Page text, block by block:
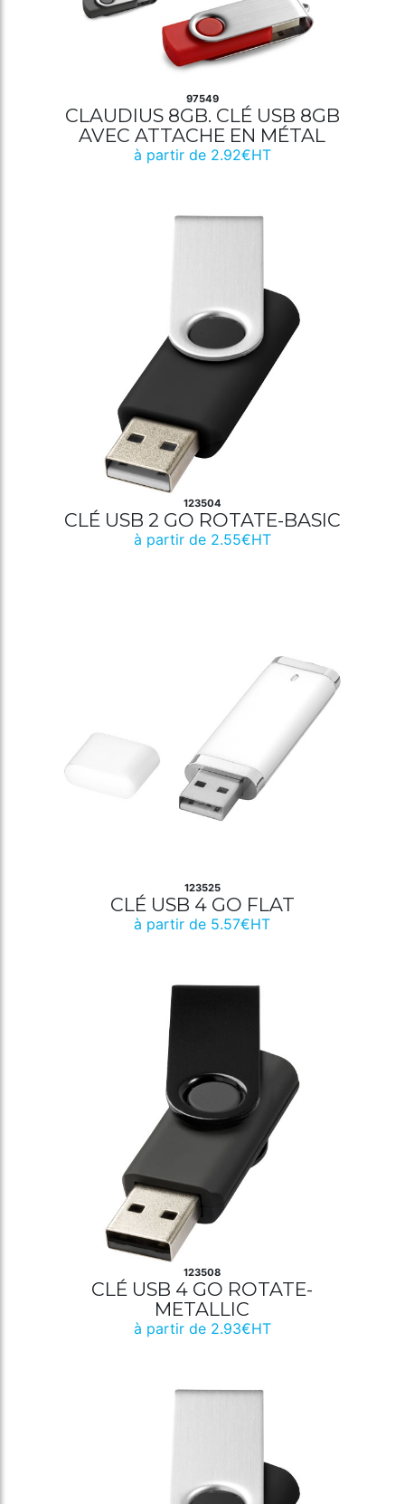
97549
CLAUDIUS 8GB. CLÉ USB 8GB
AVEC ATTACHE EN MÉTAL
à partir de 2.92€HT
123504
CLÉ USB 2 GO ROTATE-BASIC
à partir de 2.55€HT
123525
CLÉ USB 4 GO FLAT
à partir de 5.57€HT
123508
CLÉ USB 4 GO ROTATE-
METALLIC
à partir de 2.93€HT